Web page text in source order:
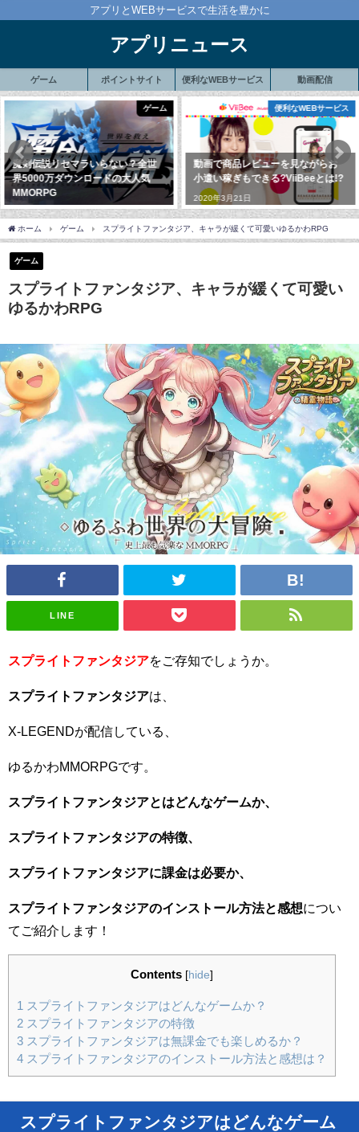
アプリとWEBサービスで生活を豊かに
アプリニュース
ゲーム ポイントサイト 便利なWEBサービス 動画配信
ゲーム
リセマラいらない？全世
万ダウンロードの大人気
月11日
便利なWEBサービス
動画で商品レビューを見ながらお
小遣い稼ぎもできる?ViiBeeとは!?
2020年3月21日
Rise
要、
ョン
ホーム ゲーム スプライトファンタジア、キャラが緩くて可愛いゆるかわRPG
ゲーム
スプライトファンタジア、キャラが緩くて可愛い
ゆるかわRPG
LINE
スプライトファンタジアをご存知でしょうか。
スプライトファンタジアは、
X-LEGENDが配信している、
ゆるかわMMORPGです。
スプライトファンタジアとはどんなゲームか、
スプライトファンタジアの特徴、
スプライトファンタジアに課金は必要か、
スプライトファンタジアのインストール方法と感想につい
てご紹介します！
Contents [hide]
1
スプライトファンタジアはどんなゲームか？
2 スプライトファンタジアの特徴
3 スプライトファンタジアは無課金でも楽しめるか？
4 スプライトファンタジアのインストール方法と感想は？
スプライトファンタジアはどんなゲーム